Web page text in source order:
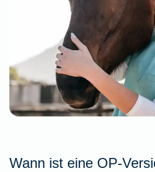
Wann ist eine OP-